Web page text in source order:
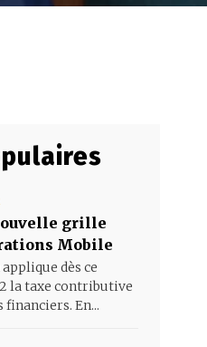
grille
Mobile
dès ce
la taxe contributive
financiers. En...